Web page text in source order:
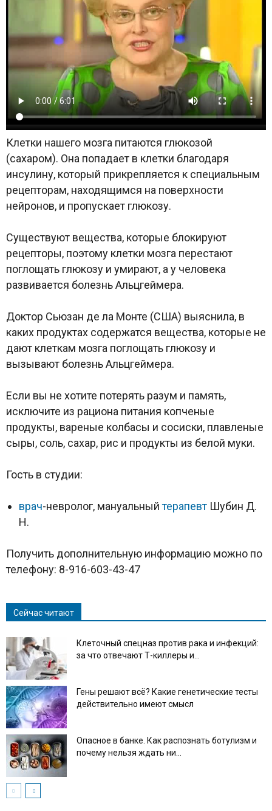
Клетки нашего мозга питаются глюкозой
(сахаром). Она попадает в клетки благодаря
инсулину, который прикрепляется к специальным
рецепторам, находящимся на поверхности
нейронов, и пропускает глюкозу.
Существуют вещества, которые блокируют
рецепторы, поэтому клетки мозга перестают
поглощать глюкозу и умирают, а у человека
развивается болезнь Альцгеймера.
Доктор Сьюзан де ла Монте (США) выяснила, в
каких продуктах содержатся вещества, которые не
дают клеткам мозга поглощать глюкозу и
вызывают болезнь Альцгеймера.
Если вы не хотите потерять разум и память,
исключите из рациона питания копченые
продукты, вареные колбасы и сосиски, плавленые
сыры, соль, сахар, рис и продукты из белой муки.
Гость в студии:
врач-невролог, мануальныйтерапевт Шубин Д.
Н.
Получить дополнительную информацию можно по
телефону: 8-916-603-43-47
Сейчас читают
Клеточный спецназ против рака и инфекций:
за что отвечают Т-киллеры и...
Гены решают всё? Какие генетические тесты
действительно имеют смысл
Опасное в банке. Как распознать ботулизм и
почему нельзя ждать ни...